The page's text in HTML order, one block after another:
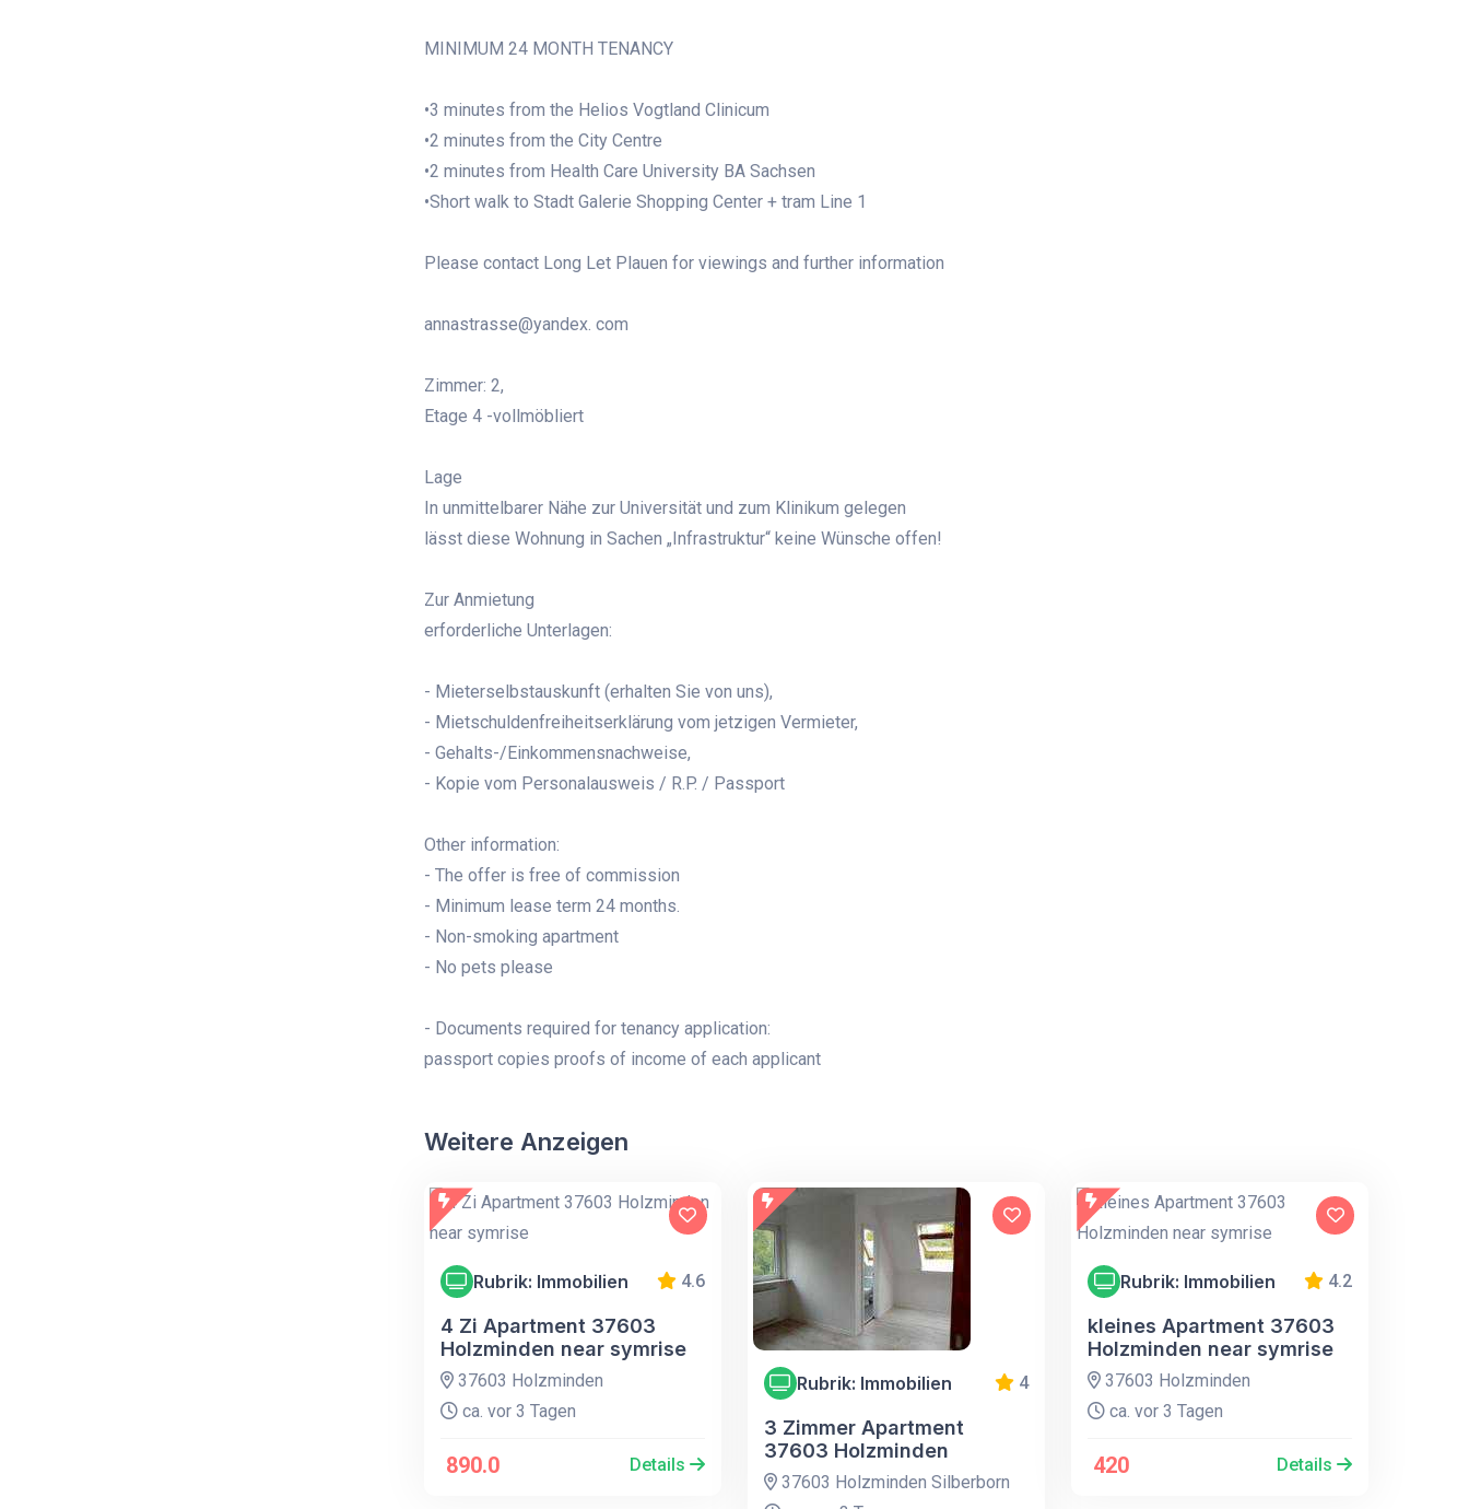
MINIMUM 24 MONTH TENANCY
•3 minutes from the Helios Vogtland Clinicum
•2 minutes from the City Centre
•2 minutes from Health Care University BA Sachsen
•Short walk to Stadt Galerie Shopping Center + tram Line 1
Please contact Long Let Plauen for viewings and further information
annastrasse@yandex. com
Zimmer: 2,
Etage 4 -vollmöbliert
Lage
In unmittelbarer Nähe zur Universität und zum Klinikum gelegen
lässt diese Wohnung in Sachen „Infrastruktur“ keine Wünsche offen!
Zur Anmietung
erforderliche Unterlagen:
- Mieterselbstauskunft (erhalten Sie von uns),
- Mietschuldenfreiheitserklärung vom jetzigen Vermieter,
- Gehalts-/Einkommensnachweise,
- Kopie vom Personalausweis / R.P. / Passport
Other information:
- The offer is free of commission
- Minimum lease term 24 months.
- Non-smoking apartment
- No pets please
- Documents required for tenancy application:
passport copies proofs of income of each applicant
Weitere Anzeigen
Rubrik: Immobilien 4.6
4 Zi Apartment 37603
Holzminden near symrise
37603 Holzminden
ca. vor 3 Tagen
890.0 Details
Rubrik: Immobilien 4
3 Zimmer Apartment
37603 Holzminden
37603 Holzminden Silberborn
Rubrik: Immobilien 4.2
kleines Apartment 37603
Holzminden near symrise
37603 Holzminden
ca. vor 3 Tagen
420 Details